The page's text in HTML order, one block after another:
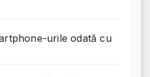
urile odată cu